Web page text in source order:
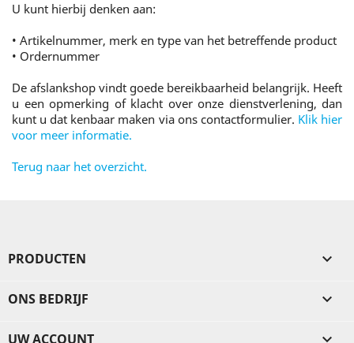
U kunt hierbij denken aan:
• Artikelnummer, merk en type van het betreffende product
• Ordernummer
De afslankshop vindt goede bereikbaarheid belangrijk. Heeft
u een opmerking of klacht over onze dienstverlening, dan
kunt u dat kenbaar maken via ons contactformulier. Klik hier
voor meer informatie.
Terug naar het overzicht.
PRODUCTEN 
ONS BEDRIJF 
UW ACCOUNT